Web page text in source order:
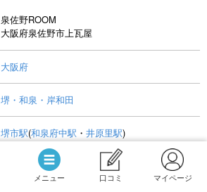
泉佐野ROOM
大阪府泉佐野市上瓦屋
大阪府
堺・和泉・岸和田
堺市駅(和泉府中駅 ・ 井原里駅)
泉佐野市・ 岸和田市 泉大津市
メニュー 口コミ マイページ